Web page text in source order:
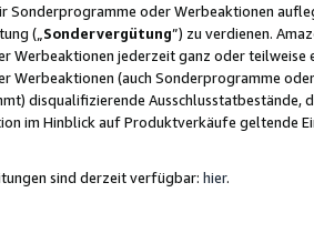
Sonderprogramme oder Werbeaktionen
(„ Sondervergütung”) zu verdienen.
Werbeaktionen jederzeit ganz oder
Werbeaktionen (auch Sonderprogramme
disqualifizierende Ausschlusstatbestände,
im Hinblick auf Produktverkäufe geltende
sind derzeit verfügbar: hier.